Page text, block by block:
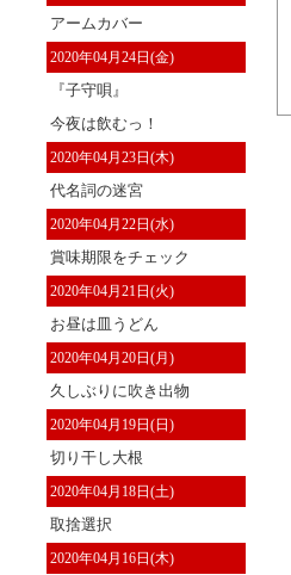
アームカバー
2020年04月24日(金)
『子守唄』
今夜は飲むっ！
2020年04月23日(木)
代名詞の迷宮
2020年04月22日(水)
賞味期限をチェック
2020年04月21日(火)
お昼は皿うどん
2020年04月20日(月)
久しぶりに吹き出物
2020年04月19日(日)
切り干し大根
2020年04月18日(土)
取捨選択
2020年04月16日(木)